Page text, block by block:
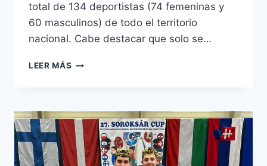
total de 134 deportistas (74 femeninas y
60 masculinos) de todo el territorio
nacional. Cabe destacar que solo se…
LEER MÁS CAMPEONATO
17
DE
HALTEROFILIA
#2